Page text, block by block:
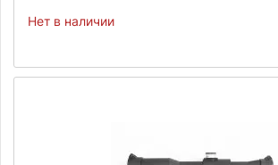
Нет в наличии